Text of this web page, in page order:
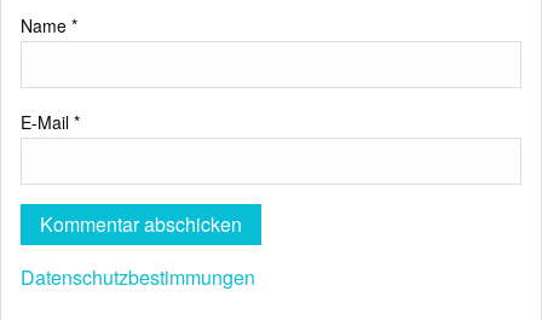
Name *
E-Mail *
Datenschutzbestimmungen